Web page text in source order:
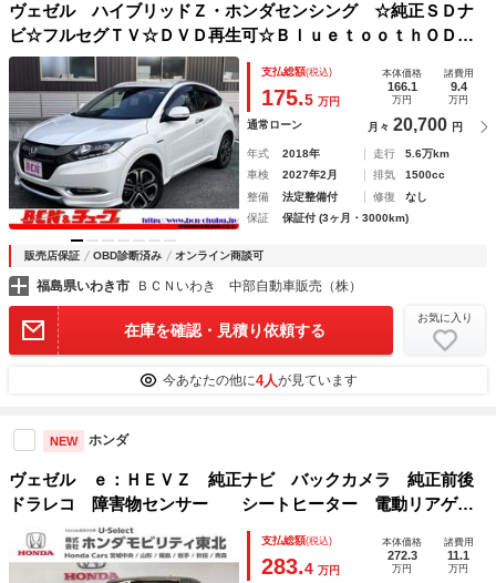
ヴェゼル ハイブリッドＺ・ホンダセンシング ☆純正ＳＤナ
ビ☆フルセグＴＶ☆ＤＶＤ再生可☆ＢｌｕｅｔｏｏｔｈＯＤ☆
Ｂカメラ☆ステリモ☆Ｗシートヒーター☆ハーフレザー調シー
ト☆ドラレコ☆追従型クルコン☆パドルシフト☆ＬＥＤヘッド
ライト☆
支払総額(税込)
175.5 万円
本体価格
166.1
万円
諸費用
9.4
万円
通常ローン 月々 20,700 円
年式 2018年 走行
5.6万km
車検
2027年2月 排気
1500cc
整備
法定整備付 修復
なし
保証
保証付 (3ヶ月・3000km)
販売店保証 OBD診断済み オンライン商談可
福島県いわき市 ＢＣＮいわき 中部自動車販売（株）
在庫を確認・見積り依頼する
お気に入り
今あなたの他に4人が見ています
NEW ホンダ
ヴェゼル ｅ：ＨＥＶＺ 純正ナビ バックカメラ 純正前後
ドラレコ 障害物センサー シートヒーター 電動リアゲー
ト クリアランスソナ－ パワートランク 地上デジタル オ
ートクルーズコントロール サイドカーテンエアバック
支払総額(税込)
283.4 万円
本体価格
272.3
万円
諸費用
11.1
万円